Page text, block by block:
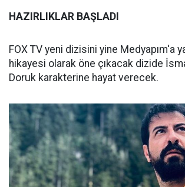
HAZIRLIKLAR BAŞLADI
FOX TV yeni dizisini yine Medyapım'a
hikayesi olarak öne çıkacak dizide
Doruk karakterine hayat verecek.